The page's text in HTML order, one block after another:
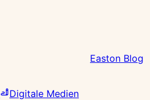
Easton Blog
Digitale Medien